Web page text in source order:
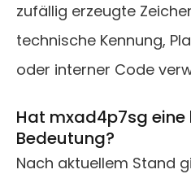
zufällig erzeugte
technische Kennung,
oder interner Code
Hat mxad4p7sg eine
Bedeutung?
Nach aktuellem Stand